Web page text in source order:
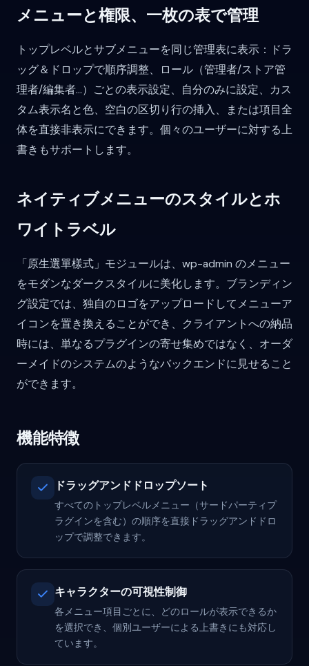
メニューと権限、一枚の表で管理
トップレベルとサブメニューを同じ管理表に表示：ドラ
ッグ＆ドロップで順序調整、ロール（管理者/ストア管
理者/編集者...）ごとの表示設定、自分のみに設定、カス
タム表示名と色、空白の区切り行の挿入、または項目全
体を直接非表示にできます。個々のユーザーに対する上
書きもサポートします。
ネイティブメニューのスタイルとホ
ワイトラベル
「原生選單樣式」モジュールは、wp-admin のメニュー
をモダンなダークスタイルに美化します。ブランディン
グ設定では、独自のロゴをアップロードしてメニューア
イコンを置き換えることができ、クライアントへの納品
時には、単なるプラグインの寄せ集めではなく、オーダ
ーメイドのシステムのようなバックエンドに見せること
ができます。
機能特徴
ドラッグアンドドロップソート
すべてのトップレベルメニュー（サードパーティプ
ラグインを含む）の順序を直接ドラッグアンドドロ
ップで調整できます。
キャラクターの可視性制御
各メニュー項目ごとに、どのロールが表示できるか
を選択でき、個別ユーザーによる上書きにも対応し
ています。